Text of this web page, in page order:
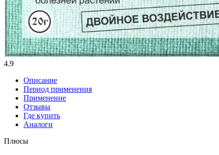
4.9
Описание
Период применения
Применение
Отзывы
Где купить
Аналоги
Плюсы